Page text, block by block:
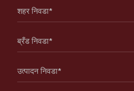
शहर निवडा*
ब्रँड निवडा*
उत्पादन निवडा*